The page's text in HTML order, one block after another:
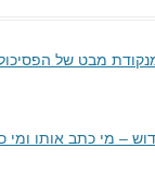
מבט של
– מי כתב אותו